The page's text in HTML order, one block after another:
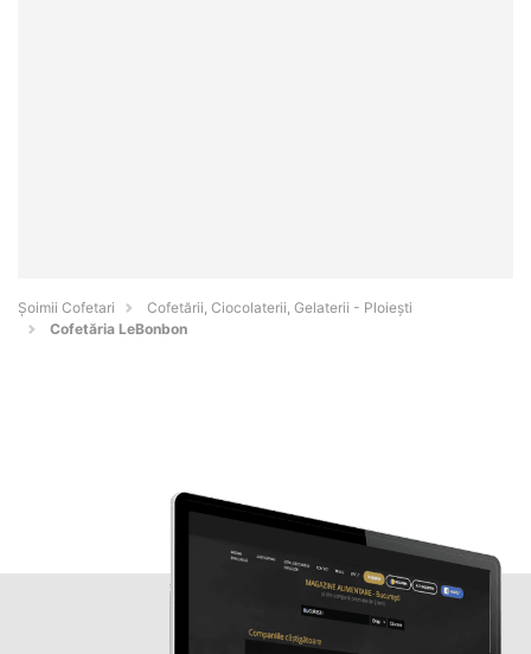
Șoimii Cofetari
Cofetării, Ciocolaterii, Gelaterii - Ploieşti
Cofetăria LeBonbon